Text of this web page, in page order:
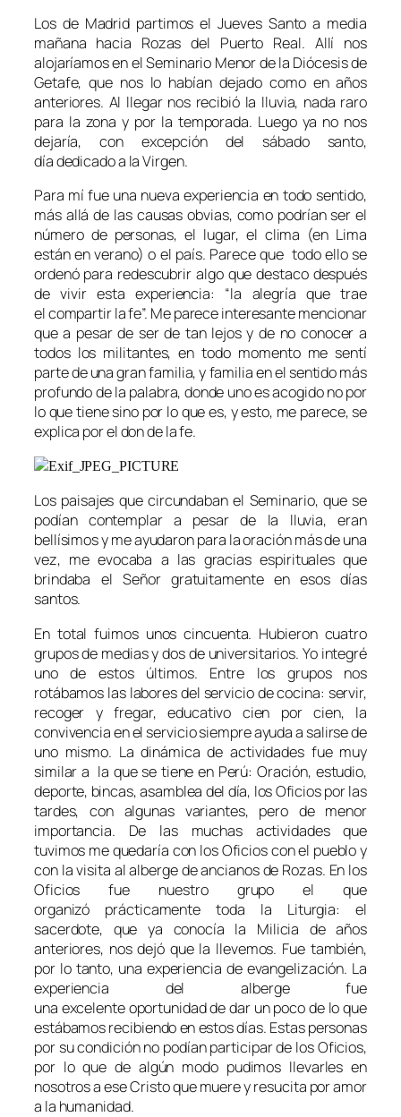
Los de Madrid partimos el Jueves Santo a media
mañana hacia Rozas del Puerto Real. Allí nos
alojaríamos en el Seminario Menor de la Diócesis de
Getafe, que nos lo habían dejado como en años
anteriores. Al llegar nos recibió la lluvia, nada raro
para la zona y por la temporada. Luego ya no nos
dejaría, con excepción del sábado santo,
día dedicado a la Virgen.
Para mí fue una nueva experiencia en todo sentido,
más allá de las causas obvias, como podrían ser el
número de personas, el lugar, el clima (en Lima
están en verano) o el país. Parece que todo ello se
ordenó para redescubrir algo que destaco después
de vivir esta experiencia: “la alegría que trae
el compartir la fe”. Me parece interesante mencionar
que a pesar de ser de tan lejos y de no conocer a
todos los militantes, en todo momento me sentí
parte de una gran familia, y familia en el sentido más
profundo de la palabra, donde uno es acogido no por
lo que tiene sino por lo que es, y esto, me parece, se
explica por el don de la fe.
Los paisajes que circundaban el Seminario, que se
podían contemplar a pesar de la lluvia, eran
bellísimos y me ayudaron para la oración más de una
vez, me evocaba a las gracias espirituales que
brindaba el Señor gratuitamente en esos días
santos.
En total fuimos unos cincuenta. Hubieron cuatro
grupos de medias y dos de universitarios. Yo integré
uno de estos últimos. Entre los grupos nos
rotábamos las labores del servicio de cocina: servir,
recoger y fregar, educativo cien por cien, la
convivencia en el servicio siempre ayuda a salirse de
uno mismo. La dinámica de actividades fue muy
similar a la que se tiene en Perú: Oración, estudio,
deporte, bincas, asamblea del día, los Oficios por las
tardes, con algunas variantes, pero de menor
importancia. De las muchas actividades que
tuvimos me quedaría con los Oficios con el pueblo y
con la visita al alberge de ancianos de Rozas. En los
Oficios fue nuestro grupo el que
organizó prácticamente toda la Liturgia: el
sacerdote, que ya conocía la Milicia de años
anteriores, nos dejó que la llevemos. Fue también,
por lo tanto, una experiencia de evangelización. La
experiencia del alberge fue
una excelente oportunidad de dar un poco de lo que
estábamos recibiendo en estos días. Estas personas
por su condición no podían participar de los Oficios,
por lo que de algún modo pudimos llevarles en
nosotros a ese Cristo que muere y resucita por amor
a la humanidad.